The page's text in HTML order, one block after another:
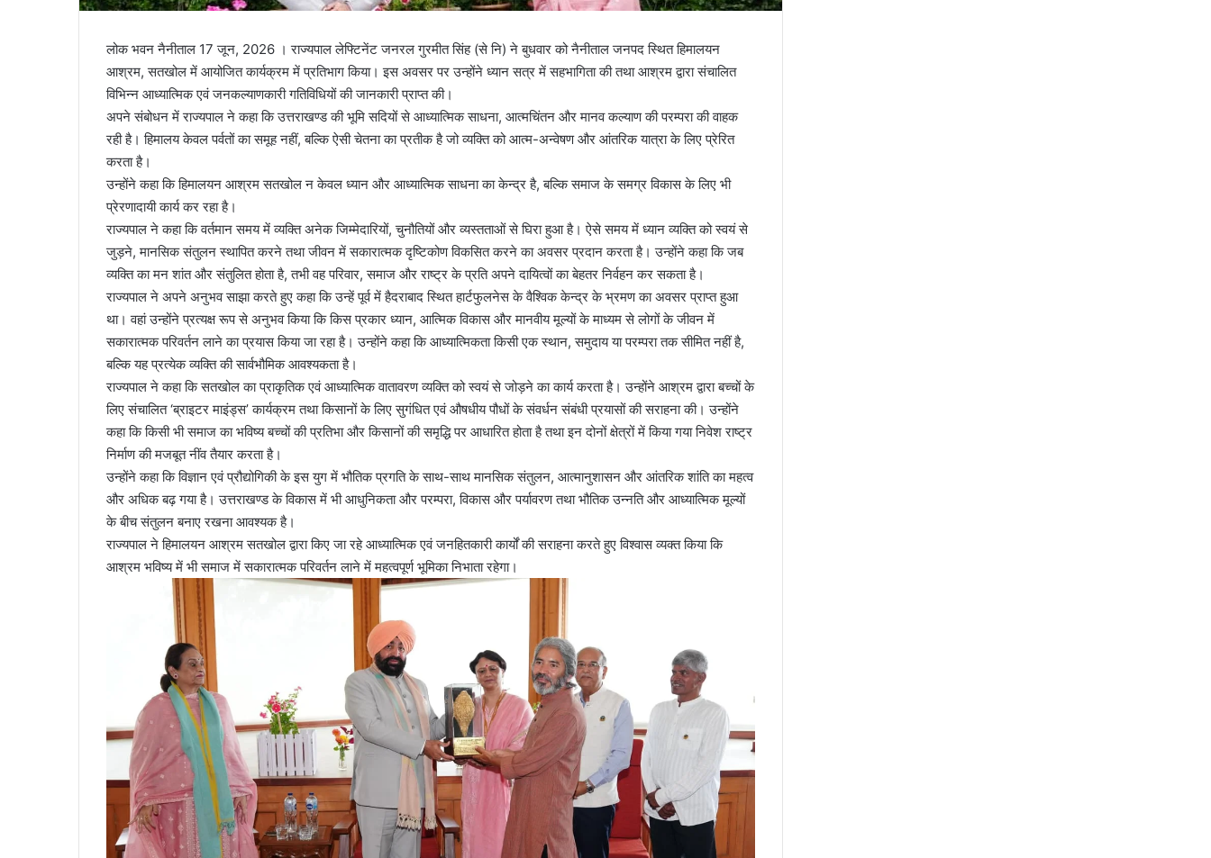
लोक भवन नैनीताल 17 जून, 2026 । राज्यपाल लेफ्टिनेंट जनरल गुरमीत सिंह (से नि) ने बुधवार को नैनीताल जनपद स्थित हिमालयन
आश्रम, सतखोल में आयोजित कार्यक्रम में प्रतिभाग किया। इस अवसर पर उन्होंने ध्यान सत्र में सहभागिता की तथा आश्रम द्वारा संचालित
विभिन्न आध्यात्मिक एवं जनकल्याणकारी गतिविधियों की जानकारी प्राप्त की।
अपने संबोधन में राज्यपाल ने कहा कि उत्तराखण्ड की भूमि सदियों से आध्यात्मिक साधना, आत्मचिंतन और मानव कल्याण की परम्परा की वाहक
रही है। हिमालय केवल पर्वतों का समूह नहीं, बल्कि ऐसी चेतना का प्रतीक है जो व्यक्ति को आत्म-अन्वेषण और आंतरिक यात्रा के लिए प्रेरित
करता है।
उन्होंने कहा कि हिमालयन आश्रम सतखोल न केवल ध्यान और आध्यात्मिक साधना का केन्द्र है, बल्कि समाज के समग्र विकास के लिए भी
प्रेरणादायी कार्य कर रहा है।
राज्यपाल ने कहा कि वर्तमान समय में व्यक्ति अनेक जिम्मेदारियों, चुनौतियों और व्यस्तताओं से घिरा हुआ है। ऐसे समय में ध्यान व्यक्ति को स्वयं से
जुड़ने, मानसिक संतुलन स्थापित करने तथा जीवन में सकारात्मक दृष्टिकोण विकसित करने का अवसर प्रदान करता है। उन्होंने कहा कि जब
व्यक्ति का मन शांत और संतुलित होता है, तभी वह परिवार, समाज और राष्ट्र के प्रति अपने दायित्वों का बेहतर निर्वहन कर सकता है।
राज्यपाल ने अपने अनुभव साझा करते हुए कहा कि उन्हें पूर्व में हैदराबाद स्थित हार्टफुलनेस के वैश्विक केन्द्र के भ्रमण का अवसर प्राप्त हुआ
था। वहां उन्होंने प्रत्यक्ष रूप से अनुभव किया कि किस प्रकार ध्यान, आत्मिक विकास और मानवीय मूल्यों के माध्यम से लोगों के जीवन में
सकारात्मक परिवर्तन लाने का प्रयास किया जा रहा है। उन्होंने कहा कि आध्यात्मिकता किसी एक स्थान, समुदाय या परम्परा तक सीमित नहीं है,
बल्कि यह प्रत्येक व्यक्ति की सार्वभौमिक आवश्यकता है।
राज्यपाल ने कहा कि सतखोल का प्राकृतिक एवं आध्यात्मिक वातावरण व्यक्ति को स्वयं से जोड़ने का कार्य करता है। उन्होंने आश्रम द्वारा बच्चों के
लिए संचालित ‘ब्राइटर माइंड्स’ कार्यक्रम तथा किसानों के लिए सुगंधित एवं औषधीय पौधों के संवर्धन संबंधी प्रयासों की सराहना की। उन्होंने
कहा कि किसी भी समाज का भविष्य बच्चों की प्रतिभा और किसानों की समृद्धि पर आधारित होता है तथा इन दोनों क्षेत्रों में किया गया निवेश राष्ट्र
निर्माण की मजबूत नींव तैयार करता है।
उन्होंने कहा कि विज्ञान एवं प्रौद्योगिकी के इस युग में भौतिक प्रगति के साथ-साथ मानसिक संतुलन, आत्मानुशासन और आंतरिक शांति का महत्व
और अधिक बढ़ गया है। उत्तराखण्ड के विकास में भी आधुनिकता और परम्परा, विकास और पर्यावरण तथा भौतिक उन्नति और आध्यात्मिक मूल्यों
के बीच संतुलन बनाए रखना आवश्यक है।
राज्यपाल ने हिमालयन आश्रम सतखोल द्वारा किए जा रहे आध्यात्मिक एवं जनहितकारी कार्यों की सराहना करते हुए विश्वास व्यक्त किया कि
आश्रम भविष्य में भी समाज में सकारात्मक परिवर्तन लाने में महत्वपूर्ण भूमिका निभाता रहेगा।